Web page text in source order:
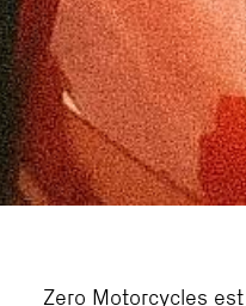
Zero Motorcycles